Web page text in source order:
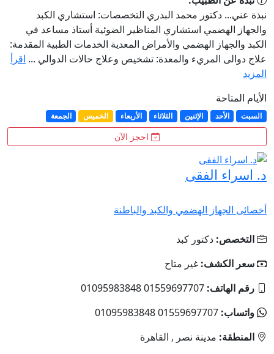
نبذة عني... دكتور محمد البدري التخصصات: استشاري الكبد
والجهاز الهضمي استشاري المناظير الضوئية أستاذ مساعد في
الكبد والجهاز الهضمي والأمراض المعدية الخدمات الطبية المقدمة:
علاج دوالى المريء والمعدة: تشخيص وعلاج حالات الدوالي ... اقرأ
المزيد
الأيام المتاحة
السبت الأحد الإثنين الثلاثاء الأربعاء الخميس الجمعة
احجز الآن
د. اسراء الفقى
أخصائى الجهاز الهضمي والكبد والباطنة
التخصص: دكتور كبد
سعر الكشف: غير متاح
رقم الهاتف: 01559697707 01095983848
واتساب: 01559697707 01095983848
المنطقة: مدينة نصر , القاهرة